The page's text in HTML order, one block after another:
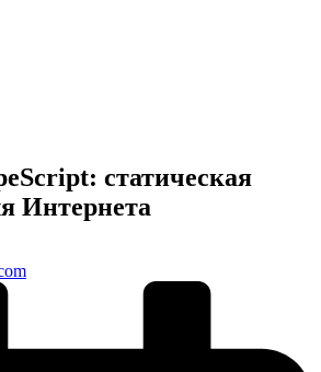
статическая
Интернета